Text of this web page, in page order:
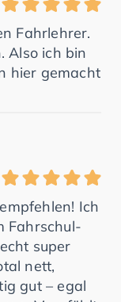
Fahrlehrer.
Also ich bin
hier gemacht
Ich
Fahrschul-
super
nett,
gut – egal